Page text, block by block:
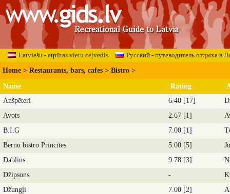
Latviešu - atpūtas vietu ceļvedis Русский - путеводитель отдыха в
Home > Restaurants, bars, cafes > Bistro >
Name Rating
Anšpēteri
6.40 [17]
Avots
2.67 [1]
B.I.G
7.00 [1]
Bērnu bistro Princītes
5.00 [5]
Dablins
9.78 [3]
Džipsons
-
Džungļi
7.00 [2]